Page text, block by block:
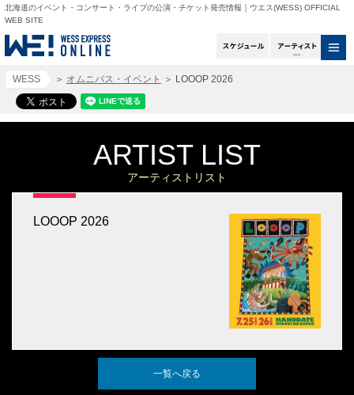
北海道のイベント・コンサート・ライブの公演・チケット発売情報｜ウエス(WESS) OFFICIAL
WEB SITE
スケジュールアー
WESS ＞ オムニバス・イベント ＞ LOOOP 2026
ARTIST LIST
アーティストリスト
LOOOP 2026
一覧へ戻る